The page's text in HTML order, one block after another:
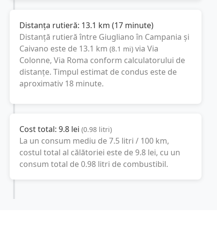
Distanța rutieră: 13.1 km (17 minute)
Distanță rutieră între Giugliano în Campania și
Caivano este de 13.1 km (8.1 mi) via Via
Colonne, Via Roma conform calculatorului de
distanțe. Timpul estimat de condus este de
aproximativ 18 minute.
Cost total: 9.8 lei (0.98 litri)
La un consum mediu de7.5 litri / 100 km,
costul total al călătoriei este de 9.8 lei, cu un
consum total de0.98 litri de combustibil.